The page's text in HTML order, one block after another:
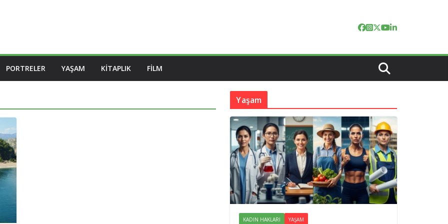
PORTRELER YAŞAM KITAPLIK FILM
Yaşam
KADIN HAKLARI YAŞAM